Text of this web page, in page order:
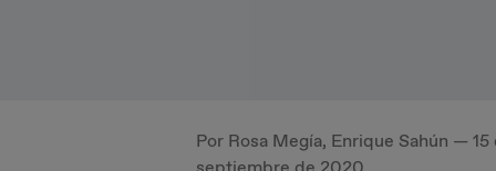
Por Rosa Megía, Enrique Sahún — 15